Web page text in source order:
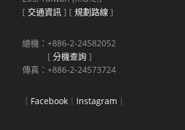
[ 交通資訊 ] [規劃路線 ]
總機：+886-2-24582052
[分機查詢 ]
傳真：+886-2-24573724
｜ Facebook ｜ Instagram ｜